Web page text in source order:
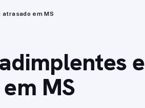
em MS
e
MS